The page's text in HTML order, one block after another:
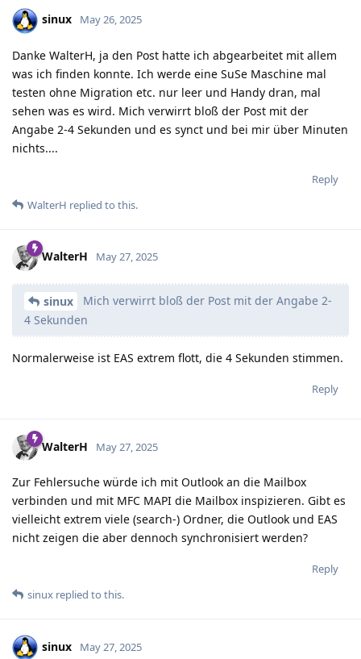
sinux May 26, 2025
Danke WalterH, ja den Post hatte ich abgearbeitet mit allem
was ich finden konnte. Ich werde eine SuSe Maschine mal
testen ohne Migration etc. nur leer und Handy dran, mal
sehen was es wird. Mich verwirrt bloß der Post mit der
Angabe 2-4 Sekunden und es synct und bei mir über Minuten
nichts....
Reply
WalterH replied to this.
WalterH May 27, 2025
sinux
Mich verwirrt bloß der Post mit der Angabe 2-
4 Sekunden
Normalerweise ist EAS extrem flott, die 4 Sekunden stimmen.
Reply
WalterH May 27, 2025
Zur Fehlersuche würde ich mit Outlook an die Mailbox
verbinden und mit MFC MAPI die Mailbox inspizieren. Gibt es
vielleicht extrem viele (search-) Ordner, die Outlook und EAS
nicht zeigen die aber dennoch synchronisiert werden?
Reply
sinux replied to this.
sinux May 27, 2025